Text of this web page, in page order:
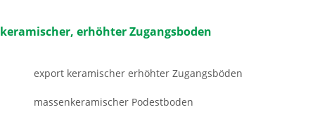
keramischer, erhöhter Zugangsboden
export keramischer erhöhter Zugangsböden
massenkeramischer Podestboden